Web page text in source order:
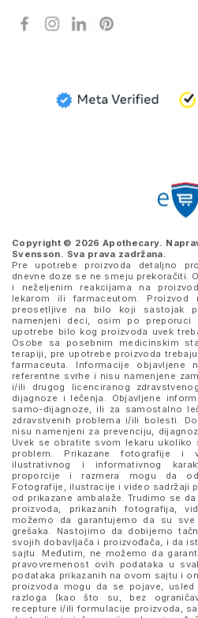
Copyright © 2026 Apothecary.
Svensson. Sva prava zadržana.
Pre upotrebe proizvoda detaljno
dnevne doze se ne smeju prekoračiti.
i neželjenim reakcijama na
lekarom ili farmaceutom.
preosetljive na bilo koji sastojak
namenjeni deci, osim po preporuci
upotrebe bilo kog proizvoda uvek
Osobe sa posebnim medicinskim
terapiji, pre upotrebe proizvoda
farmaceuta. Informacije
referentne svrhe i nisu namenjene
i/ili drugog licenciranog
dijagnoze i lečenja. Objavljene
samo-dijagnoze, ili za samostalno
zdravstvenih problema i/ili bolesti.
nisu namenjeni za prevenciju,
Uvek se obratite svom lekaru ukoliko
problem. Prikazane fotografije i
ilustrativnog i informativnog
proporcije i razmera mogu da
Fotografije, ilustracije i video sadržaji
od prikazane ambalaže. Trudimo se
proizvoda, prikazanih fotografija,
možemo da garantujemo da su
grešaka. Nastojimo da dobijemo
svojih dobavljača i proizvođača, i da
sajtu. Međutim, ne možemo da
pravovremenost ovih podataka u
podataka prikazanih na ovom sajtu i
proizvoda mogu da se pojave,
razloga (kao što su, bez
recepture i/ili formulacije proizvoda,